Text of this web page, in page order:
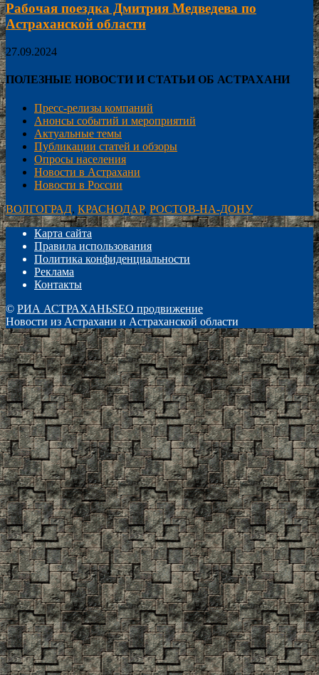
Рабочая поездка Дмитрия Медведева по
Астраханской области
27.09.2024
ПОЛЕЗНЫЕ НОВОСТИ И СТАТЬИ ОБ АСТРАХАНИ
Пресс-релизы компаний
Анонсы событий и мероприятий
Актуальные темы
Публикации статей и обзоры
Опросы населения
Новости в Астрахани
Новости в России
ВОЛГОГРАД, КРАСНОДАР, РОСТОВ-НА-ДОНУ
Карта сайта
Правила использования
Политика конфиденциальности
Реклама
Контакты
© РИА АСТРАХАНЬSEO продвижение
Новости из Астрахани и Астраханской области